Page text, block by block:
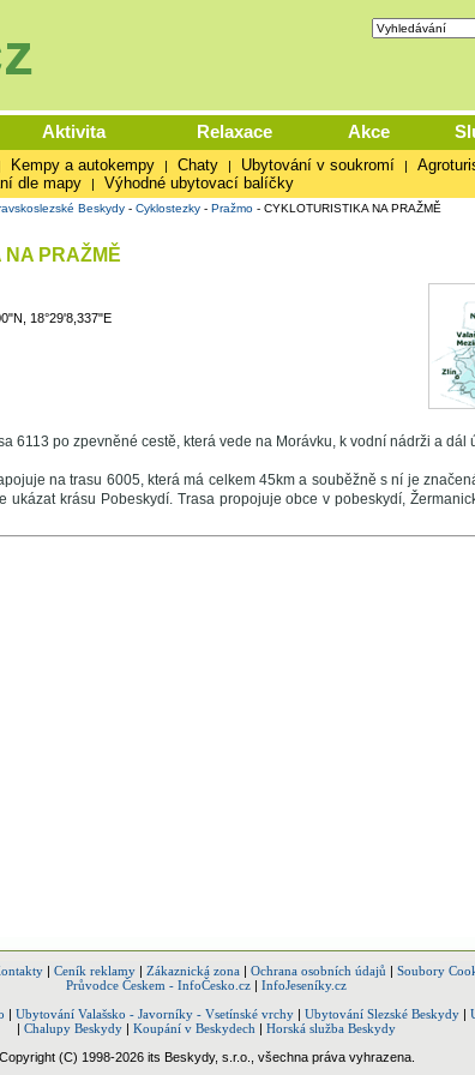
Aktivita Relaxace Akce
Kempy a autokempy | Chaty | Ubytování v soukromí |
dle mapy | Výhodné ubytovací balíčky
Beskydy- Cyklostezky- Pražmo- CYKLOTURISTIKA NA PRAŽMĚ
PRAŽMĚ
18°29'8,337"E
6113 po zpevněné cestě, která vede na Morávku, k vodní nádrži a dál
na trasu 6005, která má celkem 45km a souběžně s ní je
ukázat krásu Pobeskydí. Trasa propojuje obce v pobeskydí,
| Ceník reklamy| Zákaznická zona| Ochrana osobních údajů | Soubory
Průvodce Českem - InfoČesko.cz | InfoJeseníky.cz
| Ubytování Valašsko - Javorníky - Vsetínské vrchy | Ubytování Slezské Beskydy |
| Chalupy Beskydy | Koupání v Beskydech | Horská služba Beskydy
Copyright (C) 1998-2026 its Beskydy, s.r.o., všechna práva vyhrazena.